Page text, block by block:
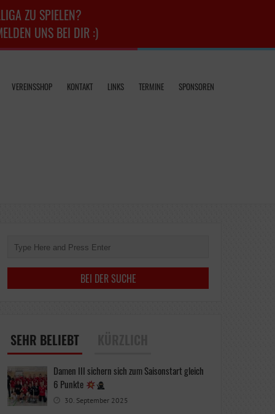
ZU SPIELEN?
UNS BEI DIR :)
VEREINSSHOP KONTAKT LINKS TERMINE SPONSOREN
SEHR BELIEBT
Damen III sichern sich zum Saisonstart gleich
6 Punkte
30. September 2025